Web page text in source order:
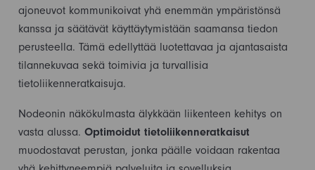
ajoneuvot kommunikoivat yhä enemmän ympäristönsä
kanssa ja säätävät käyttäytymistään saamansa tiedon
perusteella. Tämä edellyttää luotettavaa ja ajantasaista
tilannekuvaa sekä toimivia ja turvallisia
tietoliikenneratkaisuja.
Nodeonin näkökulmasta älykkään liikenteen kehitys on
vasta alussa. Optimoidut tietoliikenneratkaisut
muodostavat perustan, jonka päälle voidaan rakentaa